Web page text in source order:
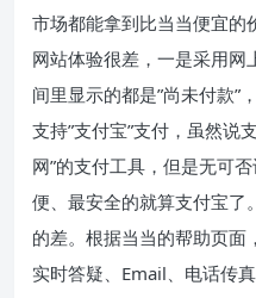
市场都能拿到比当当便宜的
网站体验很差，一是采用
间里显示的都是”尚未付款”
支持”支付宝”支付，虽然说
网”的支付工具，但是无可
便、最安全的就算支付宝了
的差。根据当当的帮助页面
实时答疑、Email、电话传